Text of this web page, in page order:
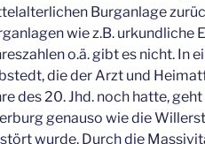
Burganlage
wie z.B. urkundliche
o.ä. gibt es nicht. In
die der Arzt und
des 20. Jhd. noch hatte,
genauso wie die
wurde. Durch die